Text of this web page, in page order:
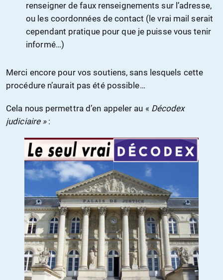
renseigner de faux renseignements sur l’adresse,
ou les coordonnées de contact (le vrai mail serait
cependant pratique pour que je puisse vous tenir
informé…)
Merci encore pour vos soutiens, sans lesquels cette
procédure n’aurait pas été possible…
Cela nous permettra d’en appeler au « Décodex
judiciaire »: